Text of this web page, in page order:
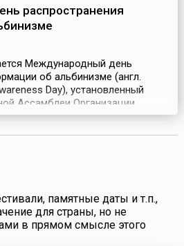
распространения
Международный день
об альбинизме (англ.
Day), установленный
Ассамблеи Организации
RES/69/170) от 18 декабря 2014
наследуемое различие,
памятные даты и т.п.,
для страны, но не
в прямом смысле этого